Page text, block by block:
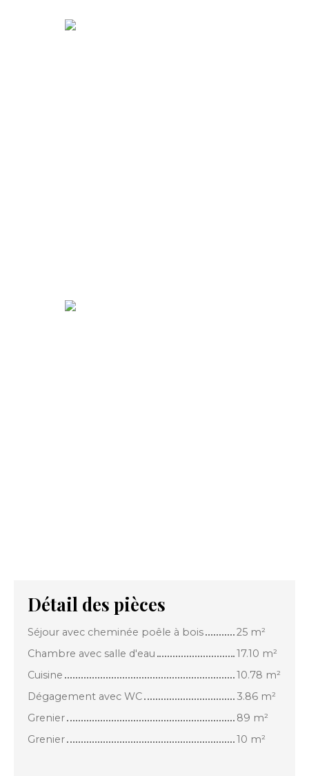
Détail des pièces
Séjour avec cheminée poêle à bois
25 m²
Chambre avec salle d'eau
17.10 m²
Cuisine
10.78 m²
Dégagement avec WC
3.86 m²
Grenier
89 m²
Grenier
10 m²